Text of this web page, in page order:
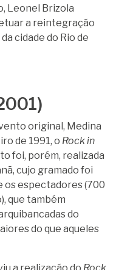
Leonel Brizola
a reintegração
cidade do Rio de
original, Medina
de 1991, o Rock in
foi, porém, realizada
cujo gramado foi
os espectadores (700
que também
do
do que aqueles